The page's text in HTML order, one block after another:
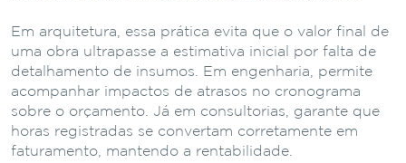
Em arquitetura, essa prática evita que o valor final de
uma obra ultrapasse a estimativa inicial por falta de
detalhamento de insumos. Em engenharia, permite
acompanhar impactos de atrasos no cronograma
sobre o orçamento. Já em consultorias, garante que
horas registradas se convertam corretamente em
faturamento, mantendo a rentabilidade.